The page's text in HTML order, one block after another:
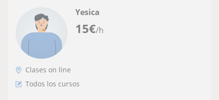
15€/h
Yesica
Clases on line
Todos los cursos